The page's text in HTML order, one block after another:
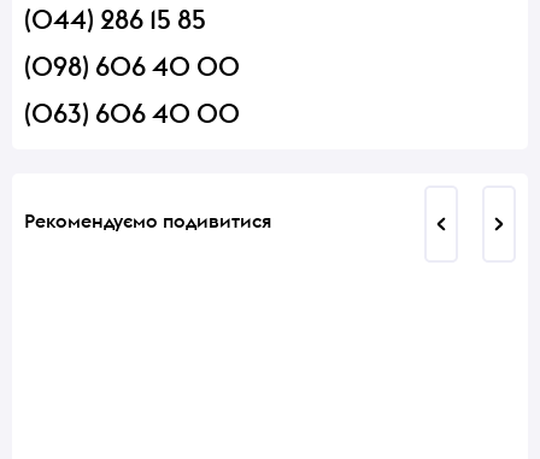
(044) 286 15 85
(098) 606 40 00
(063) 606 40 00
Рекомендуємо подивитися